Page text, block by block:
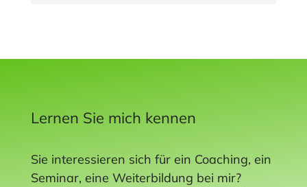
Lernen Sie mich kennen
Sie interessieren sich für ein Coaching, ein
Seminar, eine Weiterbildung bei mir?